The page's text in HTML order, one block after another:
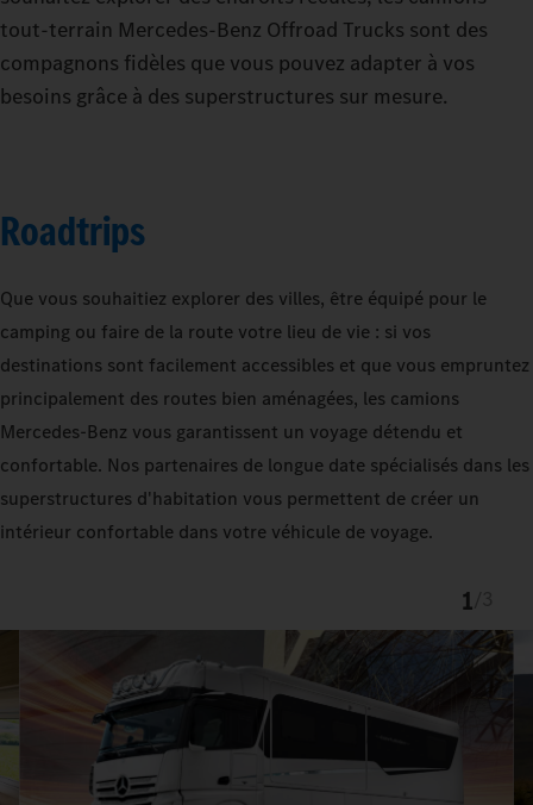
tout-terrain Mercedes-Benz Offroad Trucks sont des
compagnons fidèles que vous pouvez adapter à vos
besoins grâce à des superstructures sur mesure.
Roadtrips
Que vous souhaitiez explorer des villes, être équipé pour le
camping ou faire de la route votre lieu de vie : si vos
destinations sont facilement accessibles et que vous empruntez
principalement des routes bien aménagées, les camions
Mercedes‑Benz vous garantissent un voyage détendu et
confortable. Nos partenaires de longue date spécialisés dans les
superstructures d'habitation vous permettent de créer un
intérieur confortable dans votre véhicule de voyage.
1